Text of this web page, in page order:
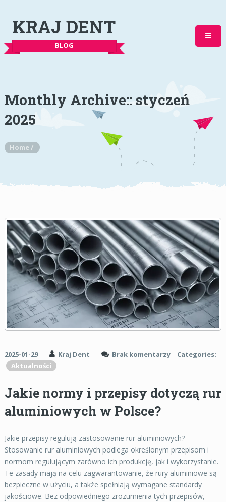
KRAJ DENT
BLOG
Monthly Archive:: styczeń
2025
Home/
2025-01-29 Kraj Dent Brak komentarzy
Categories:
Aktualności
Jakie normy i przepisy dotyczą rur
aluminiowych w Polsce?
Jakie przepisy regulują zastosowanie rur aluminiowych?
Stosowanie rur aluminiowych podlega określonym przepisom i
normom regulującym zarówno ich produkcję, jak i wykorzystanie.
Te zasady mają na celu zagwarantowanie, że rury aluminiowe są
bezpieczne w użyciu, a także spełniają wymagane standardy
jakościowe. Bez odpowiedniego zrozumienia tych przepisów,